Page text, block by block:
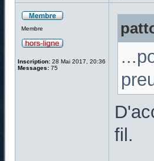
Membre
Inscription: 28 Mai 2017, 20:36
Messages: 75
fil.